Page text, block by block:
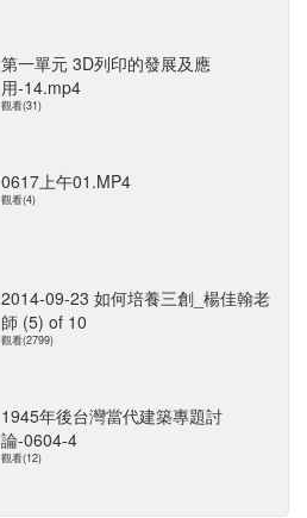
第一單元 3D列印的發展及應
用-14.mp4
觀看(31)
0617上午01.MP4
觀看(4)
2014-09-23 如何培養三創_楊佳翰老
師 (5) of 10
觀看(2799)
1945年後台灣當代建築專題討
論-0604-4
觀看(12)